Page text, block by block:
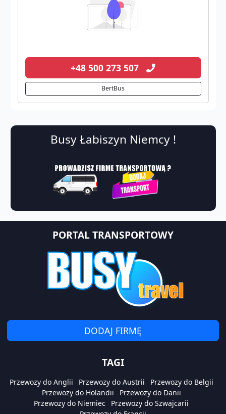
+48 500 273 507
BertBus
Busy Łabiszyn Niemcy !
PORTAL TRANSPORTOWY
DODAJ FIRMĘ
TAGI
Przewozy do Anglii Przewozy do Austrii
Przewozy do Belgii
Przewozy do Holandii
Przewozy do Danii
Przewozy do Niemiec
Przewozy do Szwajcarii